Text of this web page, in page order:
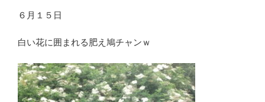
６月１５日
白い花に囲まれる肥え鳩チャンｗ